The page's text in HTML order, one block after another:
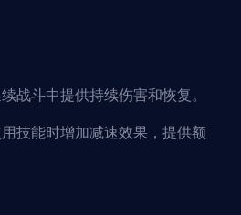
战斗中提供持续伤害和恢复。
技能时增加减速效果，提供额